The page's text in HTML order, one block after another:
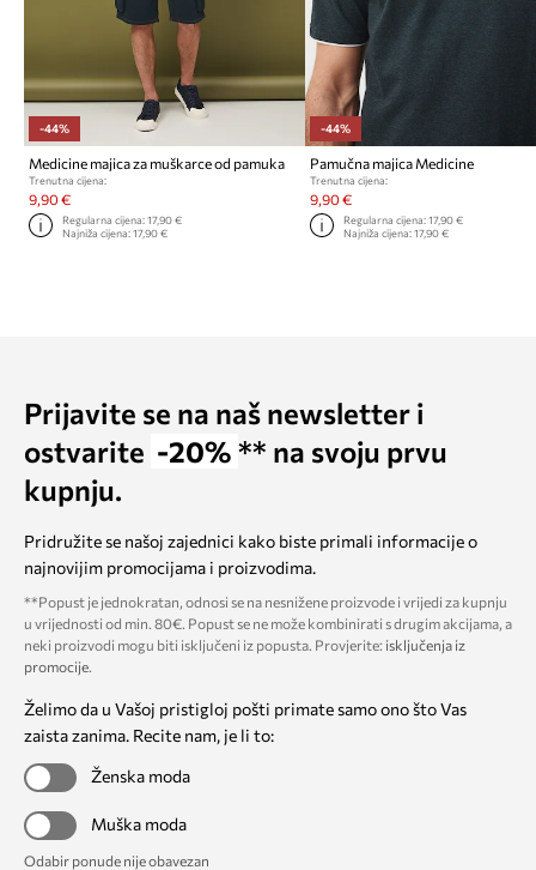
-44%
Medicine majica za muškarce od pamuka
Trenutna cijena:
9,90 €
Regularna cijena:17,90 €
Najniža cijena:17,90 €
-44%
Pamučna majica Medicine
Trenutna cijena:
9,90 €
Regularna cijena: 17,90 €
Najniža cijena: 17,90 €
Prijavite se na naš newsletter i
ostvarite -20% ** na svoju prvu
kupnju.
Pridružite se našoj zajednici kako biste primali informacije o
najnovijim promocijama i proizvodima.
**Popust je jednokratan, odnosi se na nesnižene proizvode i vrijedi za kupnju
u vrijednosti od min. 80€. Popust se ne može kombinirati s drugim akcijama, a
neki proizvodi mogu biti isključeni iz popusta. Provjerite: isključenja iz
promocije
Želimo da u Vašoj pristigloj pošti primate samo ono što Vas
zaista zanima. Recite nam, je li to:
Ženska moda
Muška moda
Odabir ponude nije obavezan